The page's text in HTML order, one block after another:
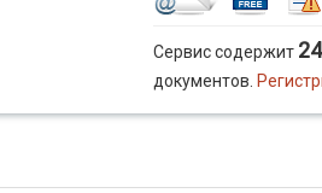
Сервис содержит
документов.